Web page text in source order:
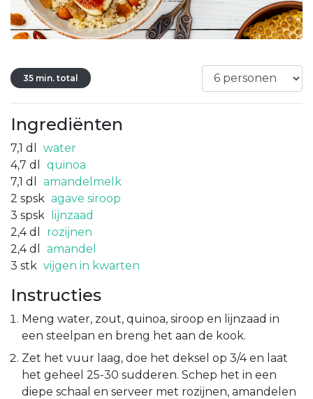
35 min. total
Ingrediënten
7,1 dl
water
4,7 dl
quinoa
7,1 dl
amandelmelk
2 spsk agave siroop
3 spsk
lijnzaad
2,4 dl
rozijnen
2,4 dl
amandel
3 stk vijgen in kwarten
Instructies
Meng water, zout, quinoa, siroop en lijnzaad in
een steelpan en breng het aan de kook.
Zet het vuur laag, doe het deksel op 3/4 en laat
het geheel 25-30 sudderen. Schep het in een
diepe schaal en serveer met rozijnen, amandelen